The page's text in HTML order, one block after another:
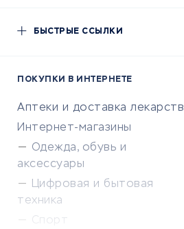
БЫСТРЫЕ ССЫЛКИ
ПОКУПКИ В ИНТЕРНЕТЕ
Аптеки и доставка лекарств
Интернет-магазины
Одежда, обувь и
аксессуары
Цифровая и бытовая
техника
Спорт